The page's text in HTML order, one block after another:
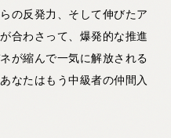
の反発力、そして伸びたア
合わさって、爆発的な推進
が縮んで一気に解放される
なたはもう中級者の仲間入